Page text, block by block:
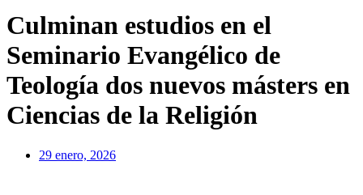
Culminan estudios en el
Seminario Evangélico de
Teología dos nuevos másters en
Ciencias de la Religión
29 enero, 2026